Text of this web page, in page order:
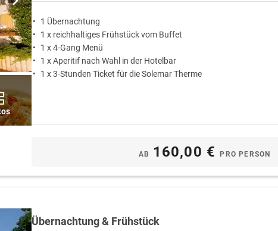
1 Übernachtung
1 x reichhaltiges Frühstück vom Buffet
1 x 4-Gang Menü
1 x Aperitif nach Wahl in der Hotelbar
1 x 3-Stunden Ticket für die Solemar Therme
AB 160,00 €PRO PERSON
Übernachtung & Frühstück